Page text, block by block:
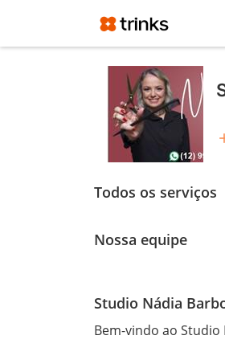
Todos os serviços
Nossa equipe
Studio Nádia
Bem-vindo ao Studio